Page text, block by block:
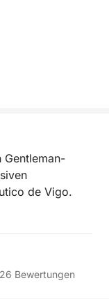
Gentleman-
de Vigo.
und bietet
Baixas.
(Kapitän
26 Bewertungen